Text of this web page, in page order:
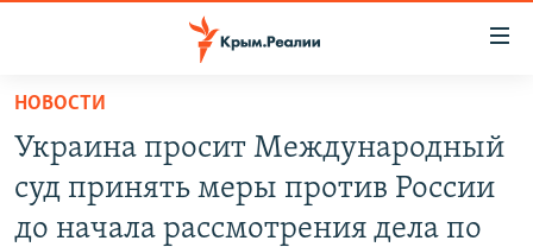
Вернуться
основному
содержанию
Вернутся
СПЕЦПРОЕКТЫ
ВОДА
НОВОСТИ
Украина просит Международный
суд принять меры против России
до начала рассмотрения дела по